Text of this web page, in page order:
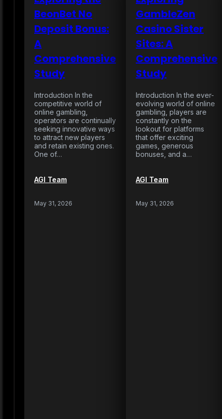
BeonBet No
Deposit Bonus:
A
Comprehensive
Study
Introduction In the
competitive world of
online gambling,
operators are continually
seeking innovative ways
to attract new players
and retain existing ones.
One of…
AGI Team
May 31, 2026
GambleZen
Casino Sister
Sites: A
Comprehensive
Study
Introduction In the ever-
evolving world of online
gambling, players are
constantly on the
lookout for platforms
that offer exciting
games, generous
bonuses, and a…
AGI Team
May 31, 2026